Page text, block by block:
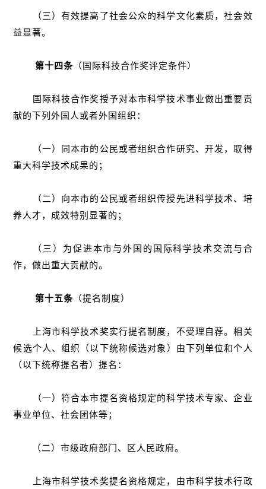
（三）有效提高了社会公众的科学文化素质，社会效
益显著。
第十四条 （国际科技合作奖评定条件）
国际科技合作奖授予对本市科学技术事业做出重要贡
献的下列外国人或者外国组织：
（一）同本市的公民或者组织合作研究、开发，取得
重大科学技术成果的；
（二）向本市的公民或者组织传授先进科学技术、培
养人才，成效特别显著的；
（三）为促进本市与外国的国际科学技术交流与合
作，做出重大贡献的。
第十五条 （提名制度）
上海市科学技术奖实行提名制度，不受理自荐。相关
候选个人、组织（以下统称候选对象）由下列单位和个人
（以下统称提名者）提名：
（一）符合本市提名资格规定的科学技术专家、企业
事业单位、社会团体等；
（二）市级政府部门、区人民政府。
上海市科学技术奖提名资格规定，由市科学技术行政